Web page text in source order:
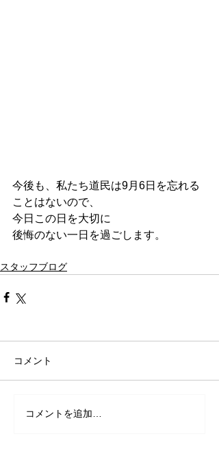
今後も、私たち道民は9月6日を忘れる
ことはないので、
今日この日を大切に
後悔のない一日を過ごします。
スタッフブログ
コメント
コメントを追加…